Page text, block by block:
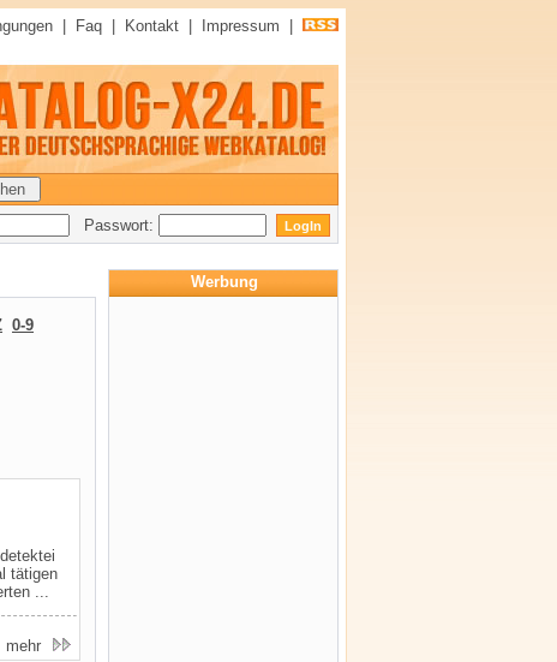
Faq Kontakt Impressum
Passwort:
0-9
tätigen
...
mehr
Werbung